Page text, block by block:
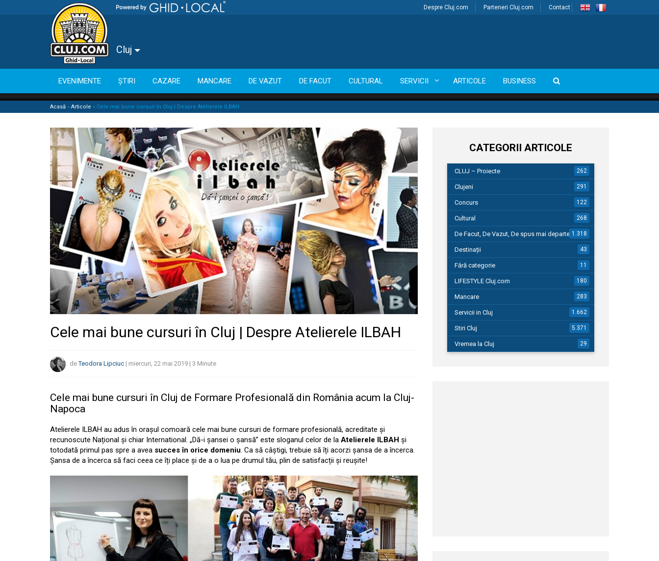
Despre Cluj.com Parteneri Cluj.com Contact
Cluj
EVENIMENTE ȘTIRI CAZARE MANCARE DE VAZUT DE FACUT CULTURAL SERVICII ARTICOLE BUSINESS
Acasă » Articole » Cele mai bune cursuri în Cluj | Despre Atelierele ILBAH
Cele mai bune cursuri în Cluj | Despre Atelierele ILBAH
deTeodora Lipciuc | miercuri, 22 mai 2019 | 3 Minute
Cele mai bune cursuri în Cluj de Formare Profesională din România acum la Cluj-
Napoca
Atelierele ILBAH au adus în orașul comoară cele mai bune cursuri de formare profesională, acreditate și
recunoscute Național și chiar International. „Dă-i șansei o șansă” este sloganul celor de la Atelierele ILBAH și
totodată primul pas spre a avea succes în orice domeniu. Ca să câștigi, trebuie să îți acorzi șansa de a încerca.
Șansa de a încerca să faci ceea ce îți place și de a o lua pe drumul tău, plin de satisfacții și reușite!
CATEGORII ARTICOLE
CLUJ – Proiecte 262
Clujeni 291
Concurs 122
Cultural 268
De Facut, De Vazut, De spus mai departe…1.318
Destinații 43
Fără categorie 11
LIFESTYLE Cluj.com 180
Mancare 283
Servicii in Cluj 1.662
Stiri Cluj 5.371
Vremea la Cluj 29